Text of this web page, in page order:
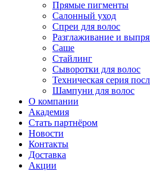
Прямые пигменты
Салонный уход
Спреи для волос
Разглаживание и
Саше
Стайлинг
Сыворотки для волос
Техническая серия
Шампуни для волос
О компании
Академия
Стать партнёром
Новости
Контакты
Доставка
Акции